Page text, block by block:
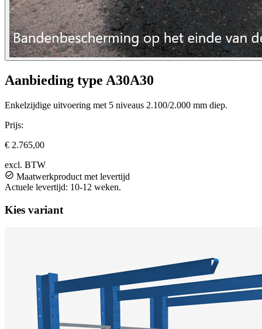
Aanbieding type A30A30
Enkelzijdige uitvoering met 5 niveaus 2.100/2.000 mm diep.
Prijs:
€ 2.765,00
excl. BTW
Maatwerkproduct met levertijd
Actuele levertijd: 10-12 weken.
Kies variant